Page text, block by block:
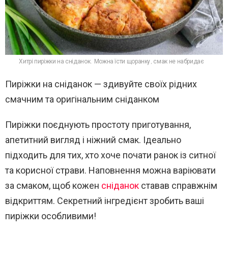
Хитрі пиріжки на сніданок. Можна їсти щоранку, смак не набридає
Пиріжки на сніданок — здивуйте своїх рідних
смачним та оригінальним сніданком
Пиріжки поєднують простоту приготування,
апетитний вигляд і ніжний смак. Ідеально
підходить для тих, хто хоче почати ранок із ситної
та корисної страви. Наповнення можна варіювати
за смаком, щоб кожен сніданок ставав справжнім
відкриттям. Секретний інгредієнт зробить ваші
пиріжки особливими!